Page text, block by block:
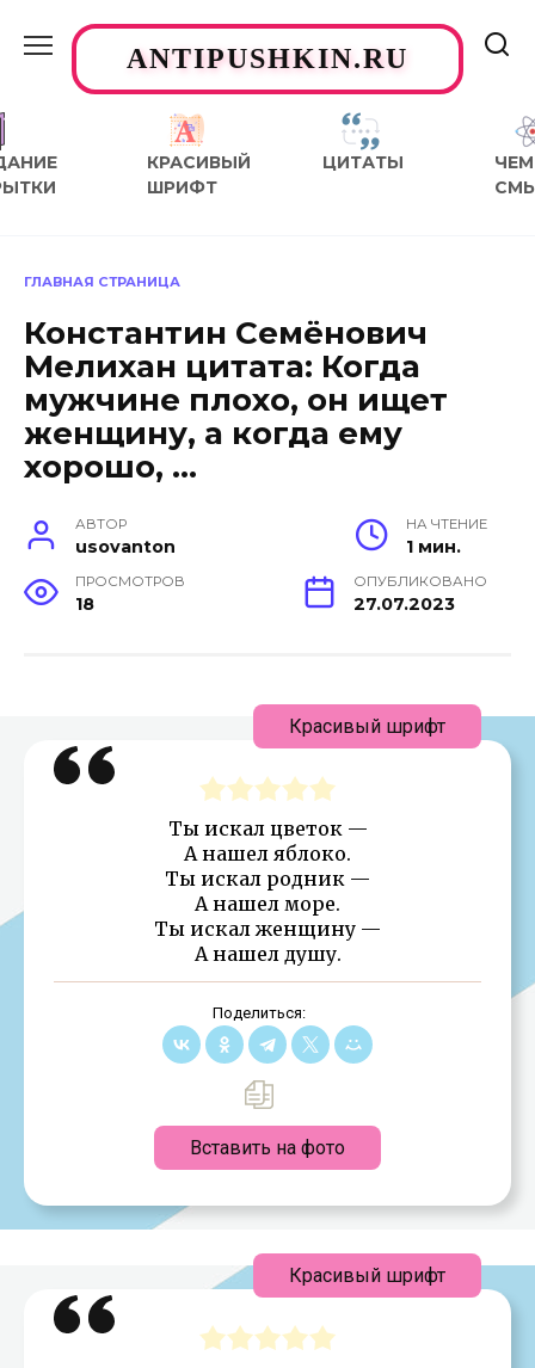
содержаниюANTIPUSHKIN.RU
КРАСИВЫЙ
ШРИФТ
ЦИТАТЫ
ЧЕМ
ГЛАВНАЯ СТРАНИЦА
Константин Семёнович
Мелихан цитата: Когда
мужчине плохо, он ищет
женщину, а когда ему
хорошо, …
АВТОР
usovanton
НА ЧТЕНИЕ
1 мин.
ПРОСМОТРОВ
18
ОПУБЛИКОВАНО
27.07.2023
Ты искал цветок —
А нашел яблоко.
Ты искал родник —
А нашел море.
Ты искал женщину —
А нашел душу.
Поделиться:
Вставить на фото
Красивый шрифт
Красивый шрифт